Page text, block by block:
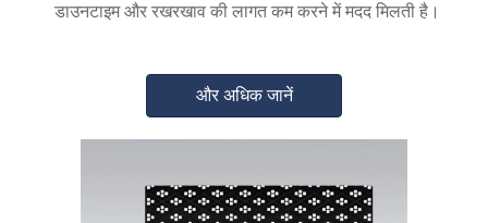
डाउनटाइम और रखरखाव की लागत कम करने में मदद मिलती है।
और अधिक जानें